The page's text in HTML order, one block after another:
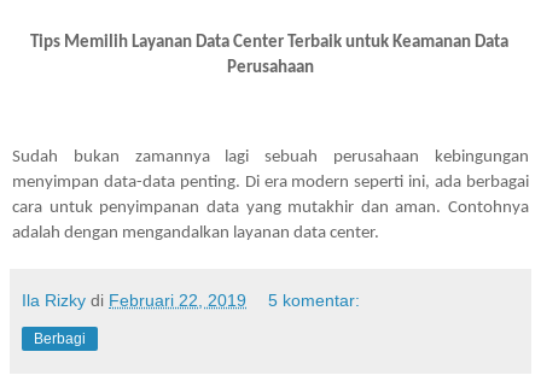
Tips Memilih Layanan Data Center Terbaik untuk Keamanan Data
Perusahaan
Sudah bukan zamannya lagi sebuah perusahaan kebingungan
menyimpan data-data penting. Di era modern seperti ini, ada berbagai
cara untuk penyimpanan data yang mutakhir dan aman. Contohnya
adalah dengan mengandalkan layanan data center.
Ila Rizky di Februari 22, 2019 5 komentar:
Berbagi